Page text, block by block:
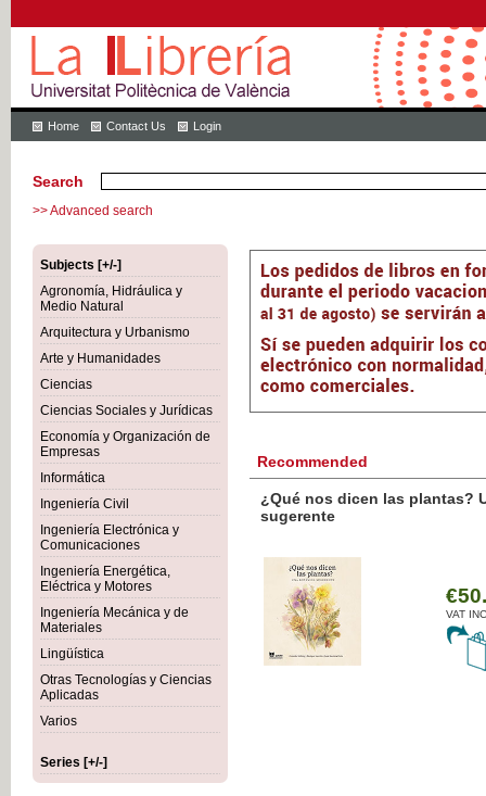
Home Contact Us Login
Search
>> Advanced search
Subjects [+/-]
Agronomía, Hidráulica y
Medio Natural
Arquitectura y Urbanismo
Arte y Humanidades
Ciencias
Ciencias Sociales y Jurídicas
Economía y Organización de
Empresas
Informática
Ingeniería Civil
Ingeniería Electrónica y
Comunicaciones
Ingeniería Energética,
Eléctrica y Motores
Ingeniería Mecánica y de
Materiales
Lingüística
Otras Tecnologías y Ciencias
Aplicadas
Varios
Series [+/-]
Recommended
¿Qué nos dicen las plantas?
sugerente
VAT